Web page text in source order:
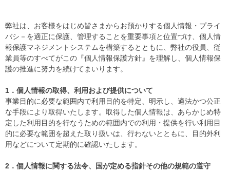
弊社は、お客様をはじめ皆さまからお預かりする個人情報・プライ
バシ－を適正に保護、管理することを重要事項と位置づけ、個人情
報保護マネジメントシステムを構築するとともに、弊社の役員、従
業員等のすべてがこの『個人情報保護方針』を理解し、個人情報保
護の推進に努力を続けてまいります。
1．個人情報の取得、利用および提供について
事業目的に必要な範囲内で利用目的を特定、明示し、適法かつ公正
な手段により取得いたします。取得した個人情報は、あらかじめ特
定した利用目的を行なうための範囲内での利用・提供を行い利用目
的に必要な範囲を超えた取り扱いは、行わないとともに、目的外利
用などについて定期的に確認いたします。
2．個人情報に関する法令、国が定める指針その他の規範の遵守